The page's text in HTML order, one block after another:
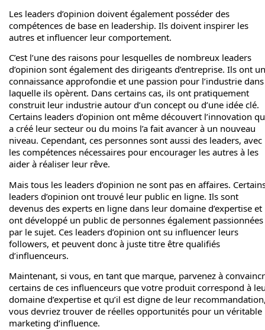
Les leaders d’opinion doivent également posséder des
compétences de base en leadership. Ils doivent inspirer les
autres et influencer leur comportement.
C’est l’une des raisons pour lesquelles de nombreux leaders
d’opinion sont également des dirigeants d’entreprise. Ils ont
connaissance approfondie et une passion pour l’industrie dans
laquelle ils opèrent. Dans certains cas, ils ont pratiquement
construit leur industrie autour d’un concept ou d’une idée clé.
Certains leaders d’opinion ont même découvert l’innovation
a créé leur secteur ou du moins l’a fait avancer à un nouveau
niveau. Cependant, ces personnes sont aussi des leaders, avec
les compétences nécessaires pour encourager les autres à les
aider à réaliser leur rêve.
Mais tous les leaders d’opinion ne sont pas en affaires.
leaders d’opinion ont trouvé leur public en ligne. Ils sont
devenus des experts en ligne dans leur domaine d’expertise et
ont développé un public de personnes également passionnées
par le sujet. Ces leaders d’opinion ont su influencer leurs
followers, et peuvent donc à juste titre être qualifiés
d’influenceurs.
Maintenant, si vous, en tant que marque, parvenez à
certains de ces influenceurs que votre produit correspond à
domaine d’expertise et qu’il est digne de leur
vous devriez trouver de réelles opportunités pour un véritable
marketing d’influence.